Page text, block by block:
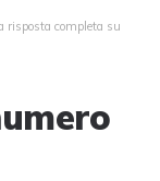
risposta completa su